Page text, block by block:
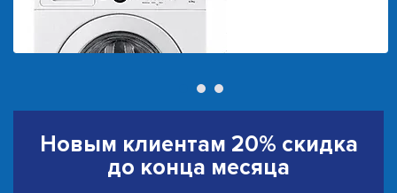
Новым клиентам 20% скидка
до конца месяца